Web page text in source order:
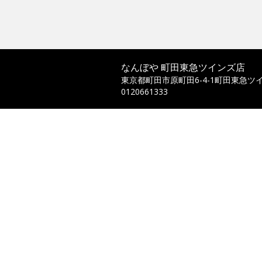
なんぼや 町田東急ツインズ店
東京都町田市原町田6-4-1町田東急ツ
0120661333